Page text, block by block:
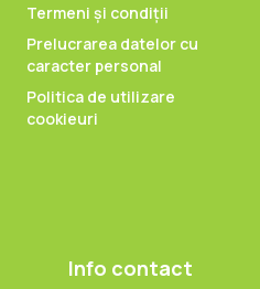
Termeni și condiții
Prelucrarea datelor cu
caracter personal
Politica de utilizare
cookieuri
Info contact